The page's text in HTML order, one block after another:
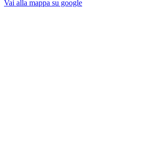
Vai alla mappa su google